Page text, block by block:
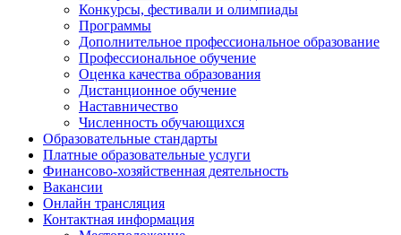
Конкурсы, фестивали и олимпиады
Программы
Дополнительное профессиональное образование
Профессиональное обучение
Оценка качества образования
Дистанционное обучение
Наставничество
Численность обучающихся
Образовательные стандарты
Платные образовательные услуги
Финансово-хозяйственная деятельность
Вакансии
Онлайн трансляция
Контактная информация